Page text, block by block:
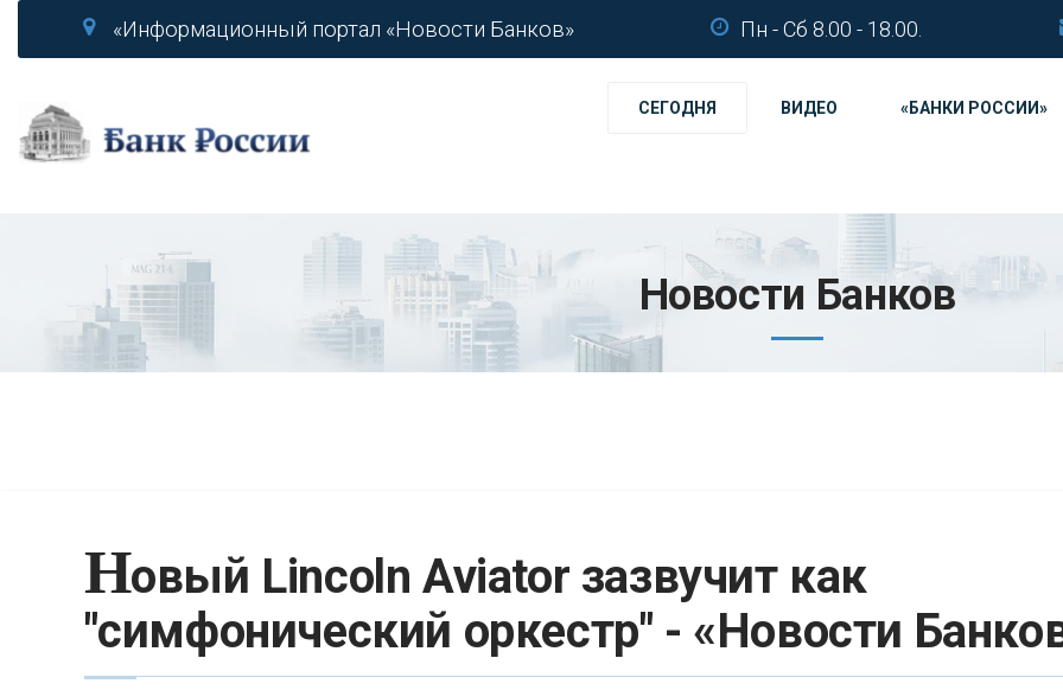
«Информационный портал «Новости Банков» Пн - Сб 8.00 - 18.00.
СЕГОДНЯ ВИДЕО «БАНКИ РОССИИ»
Новости Банков
Новый Lincoln Aviator зазвучит как
"симфонический оркестр" - «Новости